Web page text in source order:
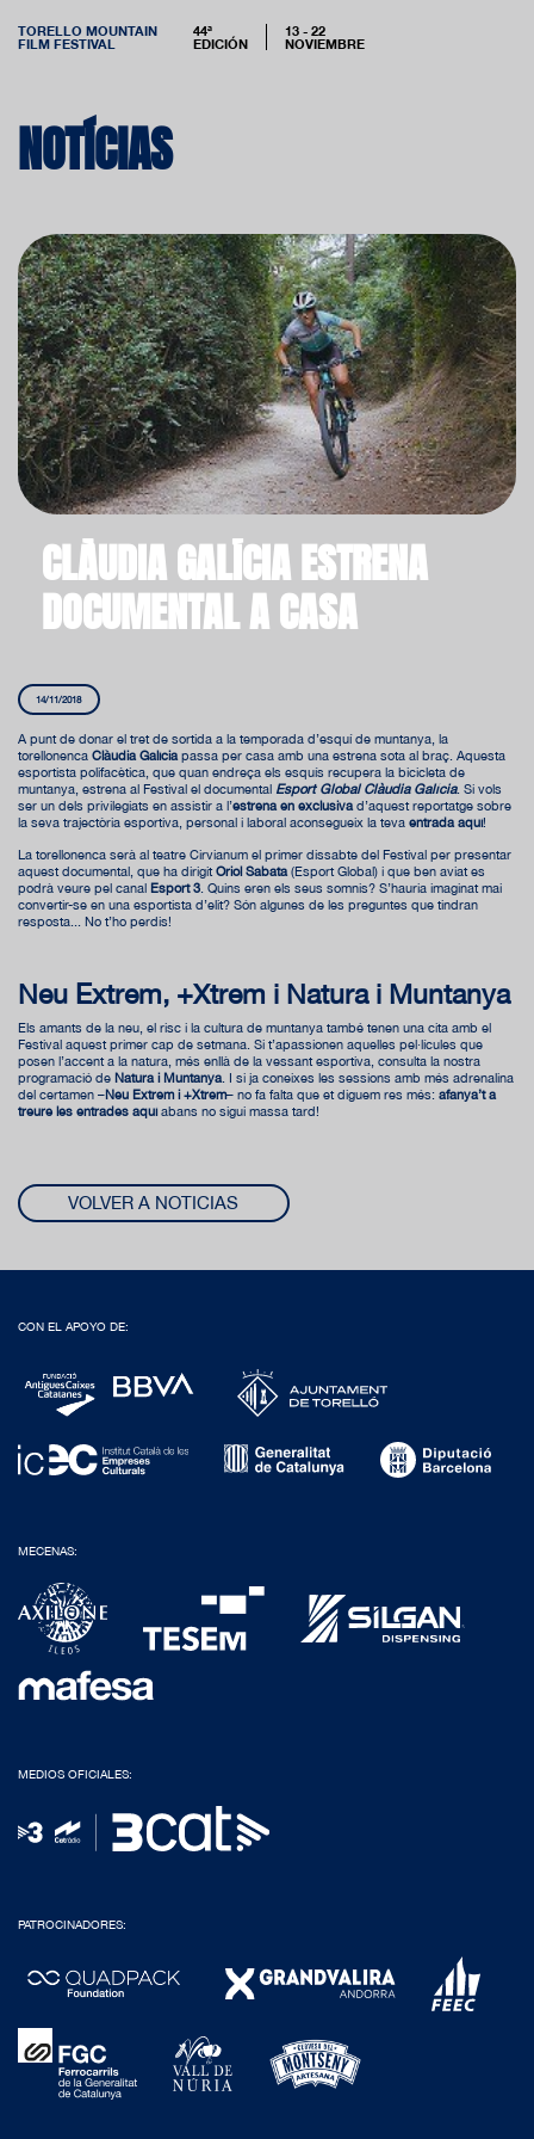
TORELLO MOUNTAIN
FILM FESTIVAL
44ª
EDICIÓN
13 - 22
NOVIEMBRE
NOTÍCIAS
CLÀUDIA GALÍCIA ESTRENA
DOCUMENTAL A CASA
14/11/2018
A punt de donar el tret de sortida a la temporada d’esquí de muntanya, la
torellonenca Clàudia Galícia passa per casa amb una estrena sota al braç. Aquesta
esportista polifacètica, que quan endreça els esquís recupera la bicicleta de
muntanya, estrena al Festival el documental Esport Global Clàudia Galícia. Si vols
ser un dels privilegiats en assistir a l’estrena en exclusiva d’aquest reportatge sobre
la seva trajectòria esportiva, personal i laboral aconsegueix la teva entrada aquí!
La torellonenca serà al teatre Cirvianum el primer dissabte del Festival per presentar
aquest documental, que ha dirigitOriol Sabata (Esport Global) i que ben aviat es
podrà veure pel canal Esport 3 . Quins eren els seus somnis? S’hauria imaginat mai
convertir-se en una esportista d’elit? Són algunes de les preguntes que tindran
resposta... No t’ho perdis!
Neu Extrem, +Xtrem i Natura i Muntanya
Els amants de la neu, el risc i la cultura de muntanya també tenen una cita amb el
Festival aquest primer cap de setmana. Si t’apassionen aquelles pel·lícules que
posen l’accent a la natura, més enllà de la vessant esportiva, consulta la nostra
programació de Natura i Muntanya . I si ja coneixes les sessions amb més adrenalina
del certamen –Neu Extrem i +Xtrem– no fa falta que et diguem res més: afanya’t a
treure les entrades aquíabans no sigui massa tard!
VOLVER A NOTICIAS
CON EL APOYO DE:
MECENAS:
MEDIOS OFICIALES:
PATROCINADORES: